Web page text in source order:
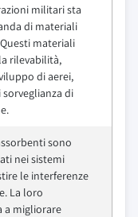
militari sta
di materiali
materiali
rilevabilità,
di aerei,
di
sono
nei sistemi
le interferenze
La loro
a migliorare